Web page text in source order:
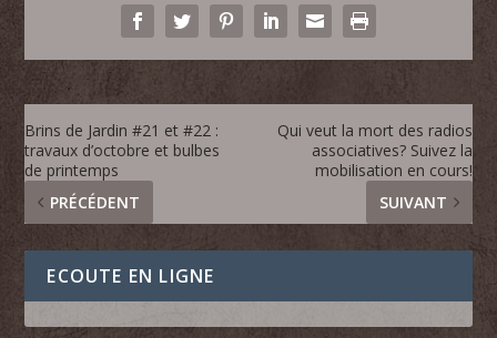
Brins de Jardin #21 et #22 :
travaux d’octobre et bulbes
de printemps
PRÉCÉDENT
Qui veut la mort des radios
associatives? Suivez la
mobilisation en cours!
SUIVANT
ECOUTE EN LIGNE